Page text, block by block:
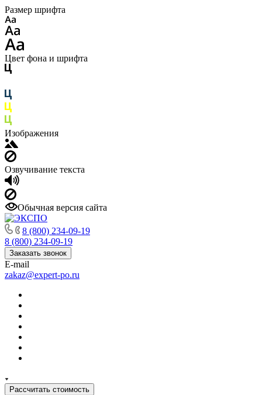
Размер шрифта
Цвет фона и шрифта
Изображения
Озвучивание текста
Обычная версия сайта
8 (800) 234-09-19
8 (800) 234-09-19
Заказать звонок
E-mail
zakaz@expert-po.ru
Рассчитать стоимость